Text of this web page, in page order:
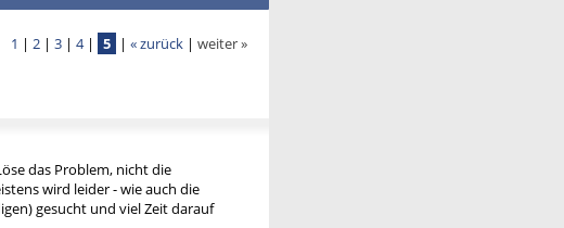
1 | 2 | 3 | 4| 5 | « zurück | weiter »
das Problem, nicht die
wird leider - wie auch die
gesucht und viel Zeit darauf